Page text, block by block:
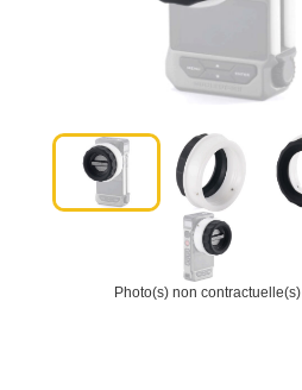
Photo(s) non contractuelle(s)